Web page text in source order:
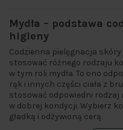
Mydła – podstawa
higieny
Codzienna pielęgnacja
stosować różnego rodzaju
w tym roli mydła. To ono
rąk i innych części ciała z
stosować odpowiedni rodzaj
w dobrej kondycji. Wybierz
gładką i odżywioną cerą.